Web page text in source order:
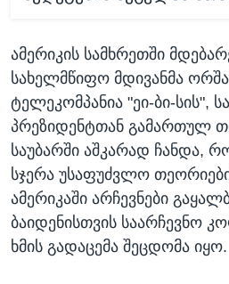
ამერიკის სამხრეთში
სახელმწიფო მდივანმა
ტელეკომპანია "ეი-ბი-სის",
პრეზიდენტთან გამართულ
საუბარში აშკარად ჩანდა,
სჯერა უსაფუძვლო
ამერიკაში არჩევნები
ბაიდენისთვის საარჩევნო
ხმის გადაცემა შეცდომა იყო.